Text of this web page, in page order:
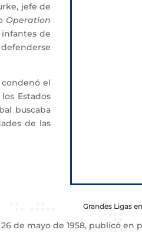
jefe de
Operation
de
defenderse
el
Estados
buscaba
de las
Grandes Ligas
de mayo de 1958, publicó en